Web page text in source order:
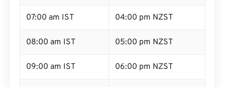
07:00 am IST 04:00 pm NZST
08:00 am IST 05:00 pm NZST
09:00 am IST 06:00 pm NZST